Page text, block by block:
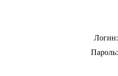
Логин:
Пароль: